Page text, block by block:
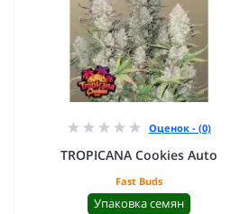
Оценок - (0)
TROPICANA Cookies Auto
Fast Buds
Упаковка семян